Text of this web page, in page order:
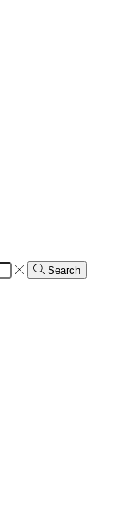
Search